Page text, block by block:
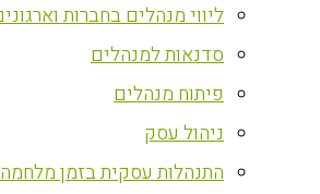
ליווי מנהלים בחברות וארגונים
סדנאות למנהלים
פיתוח מנהלים
ניהול עסק
התנהלות עסקית בזמן מלחמה